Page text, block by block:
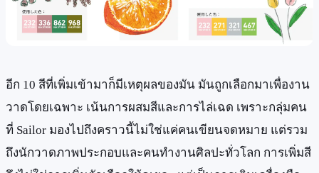
อีก 10 สีที่เพิ่มเข้ามาก็มีเหตุผลของมัน มันถูกเลือกมาเพื่องาน
วาดโดยเฉพาะ เน้นการผสมสีและการไล่เฉด เพราะกลุ่มคน
ที่ Sailor มองไปถึงคราวนี้ไม่ใช่แค่คนเขียนจดหมาย แต่รวม
ถึงนักวาดภาพประกอบและคนทำงานศิลปะทั่วโลก การเพิ่มสี